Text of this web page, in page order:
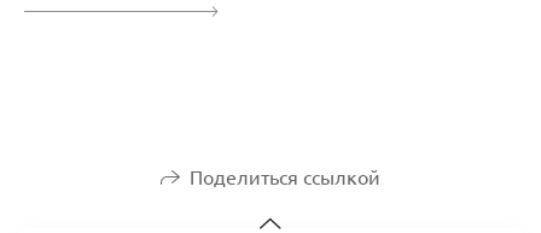
Поделиться ссылкой